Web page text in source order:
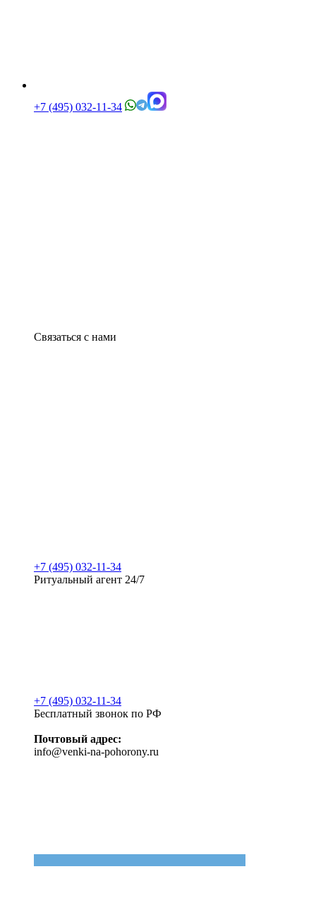
+7 (495) 032-11-34
Связаться с нами
+7 (495) 032-11-34
Ритуальный агент 24/7
+7 (495) 032-11-34
Бесплатный звонок по РФ
Почтовый адрес:
info@venki-na-pohorony.ru